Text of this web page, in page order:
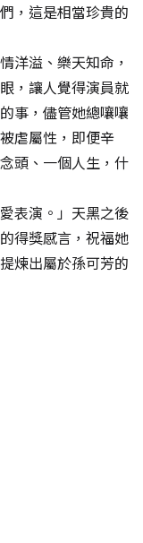
，這是相當珍貴的
洋溢、樂天知命，
，讓人覺得演員就
事，儘管她總嚷嚷
虐屬性，即便辛
頭、一個人生，什
表演。」天黑之後
得獎感言，祝福她
煉出屬於孫可芳的